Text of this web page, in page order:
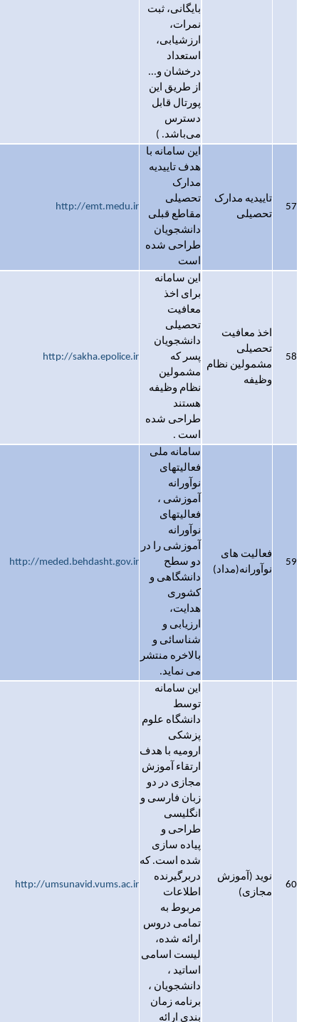
بایگانی، ثبت
نمرات،
ارزشیابی،
استعداد
درخشان و...
از طریق این
پورتال قابل
دسترس
می‌باشد. )
57
تاییدیه مدارک
تحصیلی
این سامانه با
هدف تاییدیه
مدارک
تحصیلی
مقاطع قبلی
دانشجویان
طراحی شده
است
http://emt.medu.ir
58
اخذ معافیت
تحصیلی
مشمولین نظام
وظیفه
این سامانه
برای اخذ
معافیت
تحصیلی
دانشجویان
پسر که
مشمولین
نظام وظیفه
هستند
طراحی شده
است .
http://sakha.epolice.ir
59
فعالیت های
نوآورانه(مداد)
سامانه ملی
فعالیتهای
نوآورانه
آموزشی ،
فعالیتهای
نوآورانه
آموزشی را در
دو سطح
دانشگاهی و
کشوری
هدایت،
ارزیابی و
شناسائی و
بالاخره منتشر
می نماید.
http://meded.behdasht.gov.ir
60
نوید (آموزش
مجازی)
این سامانه
توسط
دانشگاه علوم
پزشکی
ارومیه با هدف
ارتقاء آموزش
مجازی در دو
زبان فارسی و
انگلیسی
طراحی و
پیاده سازی
شده است. که
دربرگیرنده
اطلاعات
مربوط به
تمامی دروس
ارائه شده،
لیست اسامی
اساتید ،
دانشجویان ،
برنامه زمان
بندی ارائه
http://umsunavid.vums.ac.ir